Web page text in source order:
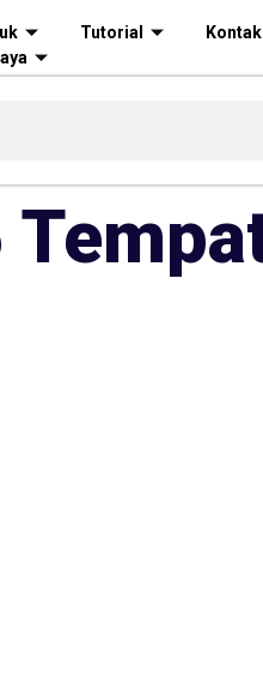
Tutorial Kontak